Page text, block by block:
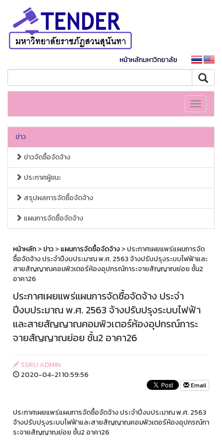
หน้าหลักมหาวิทยาลัย
Toggle
ข่าว
ข่าวจัดซื้อจัดจ้าง
ประกาศผู้ชนะ
สรุปผลการจัดซื้อจัดจ้าง
แผนการจัดซื้อจัดจ้าง
หน้าหลัก>ข่าว>แผนการจัดซื้อจัดจ้าง> ประกาศเผยแพร่แผนการจัด
ซื้อจัดจ้าง ประจำปีงบประมาณ พ.ศ. 2563 จ้างปรับปรุงระบบไฟฟ้าและ
สายสัญญาณคอมพิวเตอร์ห้องอุปกรณ์การะจายสัญญาณย่อย ชั้น2
อาคา26
ประกาศเผยแพร่แผนการจัดซื้อจัดจ้าง ประจำ
ปีงบประมาณ พ.ศ. 2563 จ้างปรับปรุงระบบไฟฟ้า
และสายสัญญาณคอมพิวเตอร์ห้องอุปกรณ์การะ
จายสัญญาณย่อย ชั้น2 อาคา26
SSRU ADMIN
2020-04-21 10:59:56
Email
ประกาศเผยแพร่แผนการจัดซื้อจัดจ้าง ประจำปีงบประมาณ พ.ศ. 2563
จ้างปรับปรุงระบบไฟฟ้าและสายสัญญาณคอมพิวเตอร์ห้องอุปกรณ์กา
ระจายสัญญาณย่อย ชั้น2 อาคา26